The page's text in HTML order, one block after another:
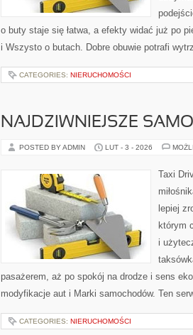
o buty staje się łatwa, a efekty widać już po
i Wszysto o butach. Dobre obuwie potrafi
CATEGORIES: NIERUCHOMOŚCI
NAJDZIWNIEJSZE
POSTED BY ADMIN LUT - 3 - 2026
Taxi
lepiej
którym
i
pasażerem, aż po spokój na drodze i sens
modyfikacje aut i Marki samochodów. Ten
CATEGORIES: NIERUCHOMOŚCI